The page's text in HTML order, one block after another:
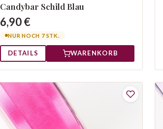
Candybar Schild Blau
6,90 €
NUR NOCH 7 STK.
DETAILS WARENKORB